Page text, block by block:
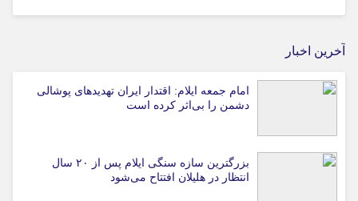
آخرین اخبار
امام جمعه ایلام: اقتدار ایران تهدیدهای پوشالی
دشمن را بی‌اثر کرده است
بزرگترین سازه سنگی ایلام پس از ۲۰ سال
انتظار در هلیلان افتتاح می‌شود